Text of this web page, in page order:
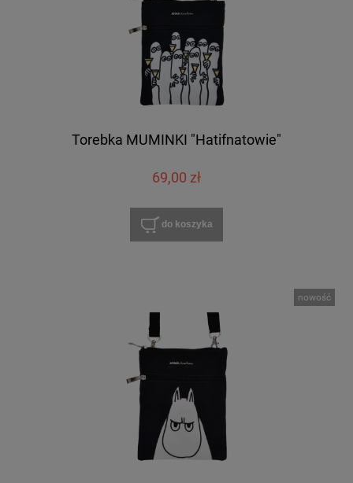
Torebka MUMINKI "Hatifnatowie"
69,00 zł
do koszyka
nowość